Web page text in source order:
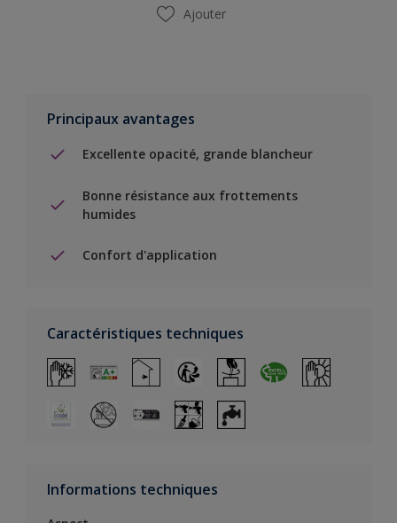
Ajouter
Principaux avantages
Excellente opacité, grande blancheur
Bonne résistance aux frottements
humides
Confort d'application
Caractéristiques techniques
Informations techniques